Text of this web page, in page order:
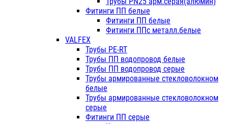
Фитинги ПП белые
Фитинги ПП белые
Фитинги ППс металл.белые
VALFEX
Трубы PE-RT
Трубы ПП водопровод белые
Трубы ПП водопровод серые
Трубы армированные стекловолокном
белые
Трубы армированные стекловолокном
серые
Фитинги ПП серые